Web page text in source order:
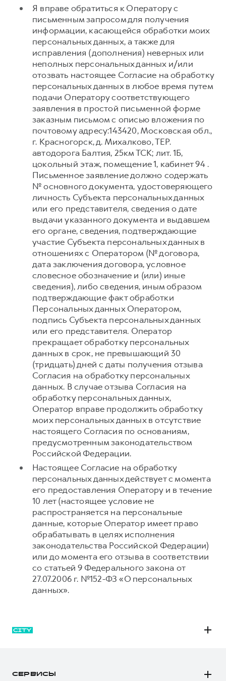
Я вправе обратиться к Оператору с
письменным запросом для получения
информации, касающейся обработки моих
персональных данных, а также для
исправления (дополнения) неверных или
неполных персональных данных и/или
отозвать настоящее Согласие на обработку
персональных данных в любое время путем
подачи Оператору соответствующего
заявления в простой письменной форме
заказным письмом с описью вложения по
почтовому адресу:143420, Московская обл.,
г. Красногорск, д. Михалково, ТЕР.
автодорога Балтия, 25км ТСК; лит. 1Б,
цокольный этаж, помещение 1, кабинет 94 .
Письменное заявление должно содержать
№ основного документа, удостоверяющего
личность Субъекта персональных данных
или его представителя, сведения о дате
выдачи указанного документа и выдавшем
его органе, сведения, подтверждающие
участие Субъекта персональных данных в
отношениях с Оператором (№ договора,
дата заключения договора, условное
словесное обозначение и (или) иные
сведения), либо сведения, иным образом
подтверждающие факт обработки
Персональных данных Оператором,
подпись Субъекта персональных данных
или его представителя. Оператор
прекращает обработку персональных
данных в срок, не превышающий 30
(тридцать) дней с даты получения отзыва
Согласия на обработку персональных
данных. В случае отзыва Согласия на
обработку персональных данных,
Оператор вправе продолжить обработку
моих персональных данных в отсутствие
настоящего Согласия по основаниям,
предусмотренным законодательством
Российской Федерации.
Настоящее Согласие на обработку
персональных данных действует с момента
его предоставления Оператору и в течение
10 лет (настоящее условие не
распространяется на персональные
данные, которые Оператор имеет право
обрабатывать в целях исполнения
законодательства Российской Федерации)
или до момента его отзыва в соответствии
со статьей 9 Федерального закона от
27.07.2006 г. №152-ФЗ «О персональных
данных».
СЕРВИСЫ